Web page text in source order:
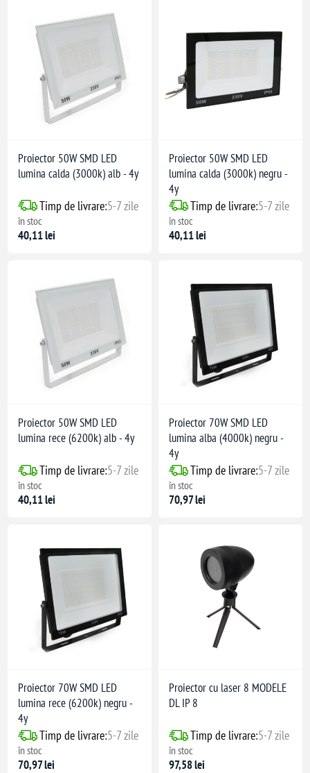
Proiector 50W SMD LED
lumina calda (3000k) alb - 4y
Timp de livrare:5-7 zile
în stoc
40,11 lei
Proiector 50W SMD LED
lumina calda (3000k) negru -
4y
Timp de livrare:5-7 zile
în stoc
40,11 lei
Proiector 50W SMD LED
lumina rece (6200k) alb - 4y
Timp de livrare:5-7 zile
în stoc
40,11 lei
Proiector 70W SMD LED
lumina alba (4000k) negru -
4y
Timp de livrare:5-7 zile
în stoc
70,97 lei
Proiector 70W SMD LED
lumina rece (6200k) negru -
4y
Timp de livrare:5-7 zile
în stoc
70,97 lei
Proiector cu laser 8 MODELE
DL IP 8
Timp de livrare:5-7 zile
în stoc
97,58 lei